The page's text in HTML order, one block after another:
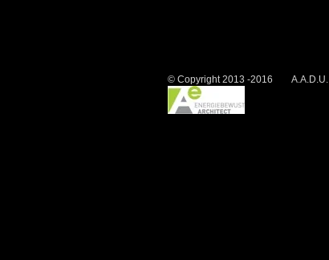
© Copyright 2013 -2016 A.A.D.U.